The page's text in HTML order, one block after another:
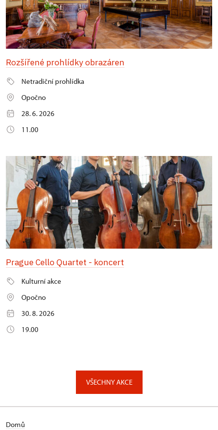
Rozšířené prohlídky obrazáren
Netradiční prohlídka
Opočno
28. 6. 2026
11.00
Prague Cello Quartet - koncert
Kulturní akce
Opočno
30. 8. 2026
19.00
VŠECHNY AKCE
Domů